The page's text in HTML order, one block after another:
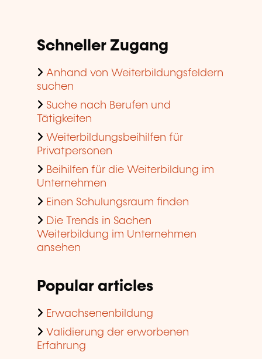
Schneller Zugang
Anhand von Weiterbildungsfeldern
suchen
Suche nach Berufen und
Tätigkeiten
Weiterbildungsbeihilfen für
Privatpersonen
Beihilfen für die Weiterbildung im
Unternehmen
Einen Schulungsraum finden
Die Trends in Sachen
Weiterbildung im Unternehmen
ansehen
Popular articles
Erwachsenenbildung
Validierung der erworbenen
Erfahrung